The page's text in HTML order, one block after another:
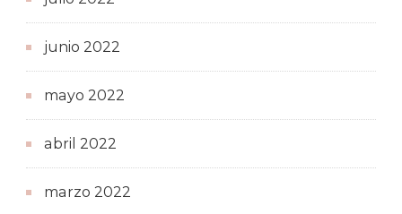
junio 2022
mayo 2022
abril 2022
marzo 2022